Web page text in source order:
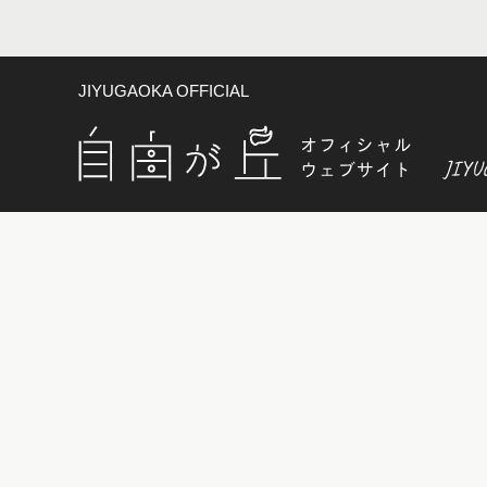
JIYUGAOKA OFFICIAL